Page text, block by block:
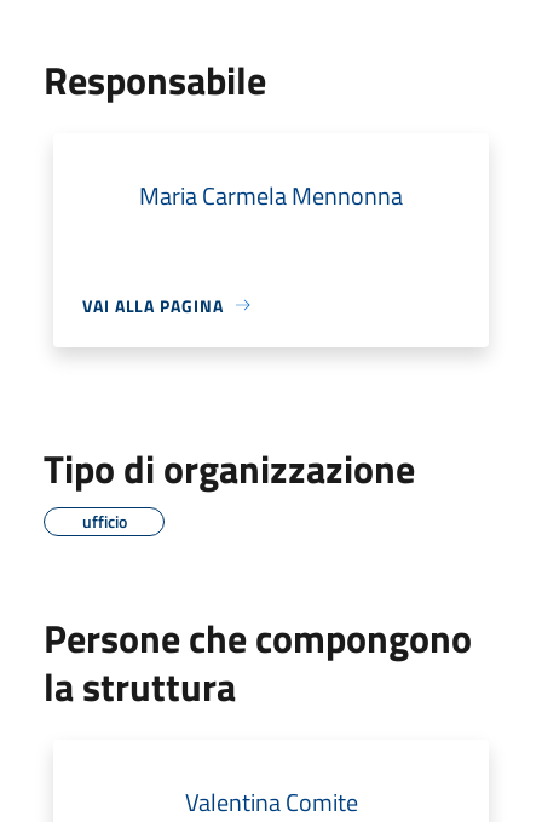
Responsabile
Maria Carmela Mennonna
VAI ALLA PAGINA
Tipo di organizzazione
ufficio
Persone che compongono
la struttura
Valentina Comite